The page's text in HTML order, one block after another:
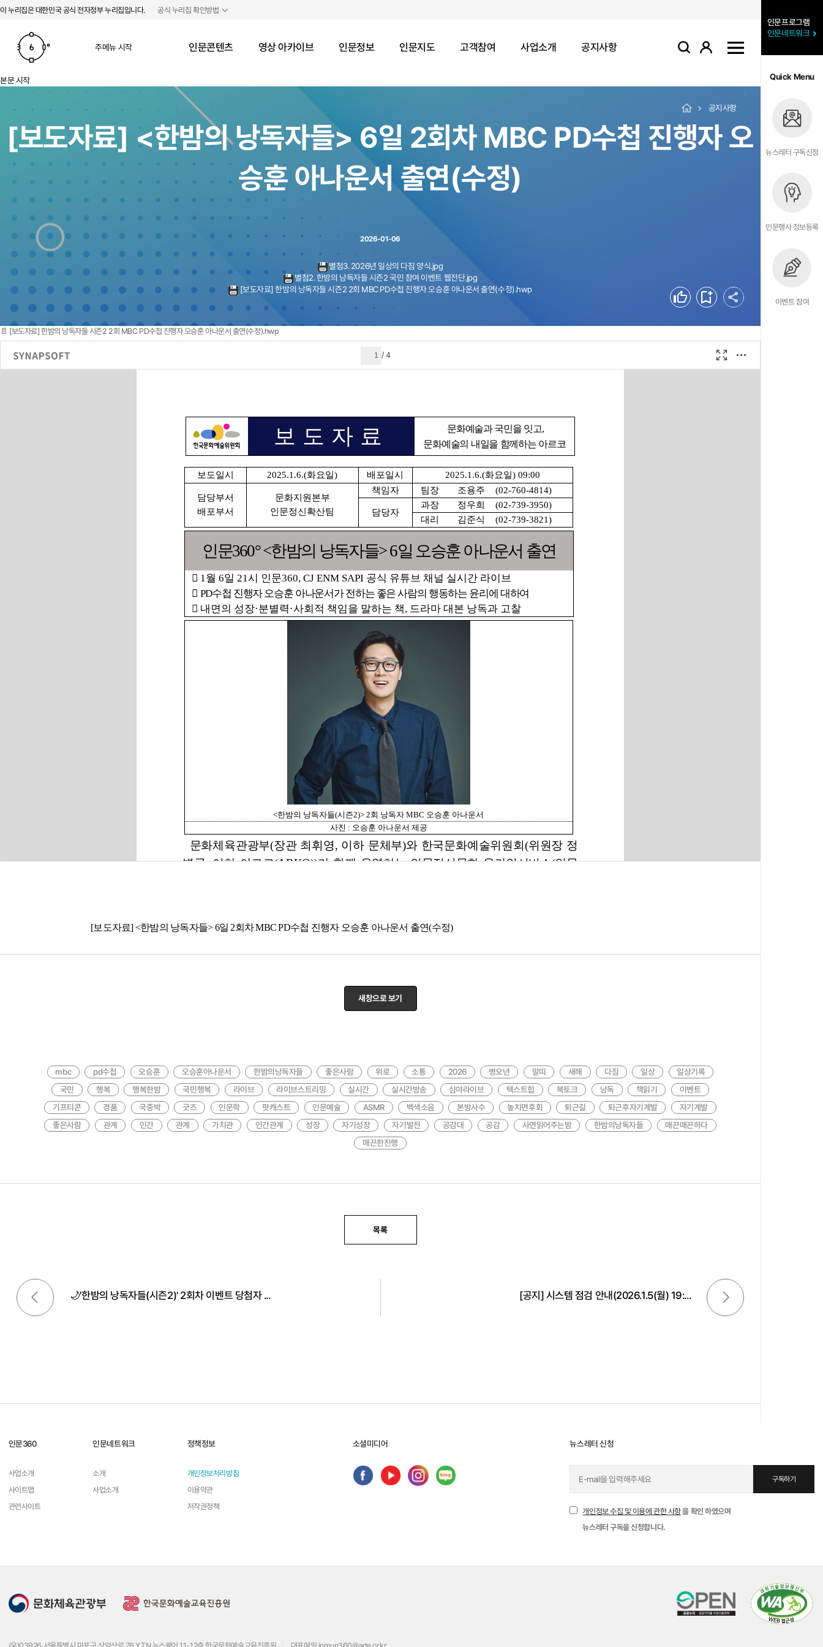
본문 바로가기
주메뉴 바로가기
이 누리집은 대한민국 공식 전자정부 누리집입니다. 공식 누리집 확인방법
주메뉴 시작 인문콘텐츠 영상 아카이브 인문정보 인문지도 고객참여 사업소개 공지사항 검색 로그인 사이트맵
인문프로그램
인문네트워크
Quick Menu
뉴스레터 구독신청
인문행사 정보등록
이벤트 참여
본문 시작
공지사항
[보도자료] <한밤의 낭독자들> 6일 2회차 MBC PD수첩 진행자 오
승훈 아나운서 출연(수정)
2026-01-06
좋아요 북마크
별첨3. 2026년 일상의 다짐 양식.jpg
별첨2. 한밤의 낭독자들 시즌2 국민 참여 이벤트 웹전단.jpg
[보도자료] 한밤의 낭독자들 시즌2 2회 MBC PD수첩 진행자 오승훈 아나운서 출연(수정).hwp
📄 [보도자료] 한밤의 낭독자들 시즌2 2회 MBC PD수첩 진행자 오승훈 아나운서 출연(수정).hwp
[보도자료] <한밤의 낭독자들> 6일 2회차 MBC PD수첩 진행자 오승훈 아나운서 출연(수정)
새창으로 보기
mbc pd수첩 오승훈 오승훈아나운서 한밤의낭독자들 좋은사람 위로 소통 2026 병오년 말띠 새해 다짐 일상
일상기록
국민
행복 행복한밤 국민행복 라이브 라이브스트리밍 실시간 실시간방송 심야라이브 텍스트힙 북토크 낭독 책읽기
이벤트
기프티콘
경품 국중박 굿즈 인문학 팟캐스트 인문예술 ASMR 백색소음 본방사수 놓치면후회 퇴근길 퇴근후자기계발
자기계발
좋은사람
관계 인간 관계 가치관 인간관계 성장 자기성장 자기발전 공감대 공감 사연읽어주는밤 한밤의낭독자들
매끈매끈하다
매끈한진행
목록
🌙'한밤의 낭독자들(시즌2)' 2회차 이벤트 당첨자 ... [공지] 시스템 점검 안내(2026.1.5(월) 19:...
인문360
사업소개
사이트맵
관련사이트
인문네트워크
소개
사업소개
정책정보
개인정보처리방침
이용약관
저작권정책
소셜미디어 뉴스레터 신청
구독하기
개인정보 수집 및 이용에 관한 사항을 확인 하였으며
뉴스레터 구독을 신청합니다.